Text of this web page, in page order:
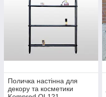
Поличка настінна для
декору та косметики